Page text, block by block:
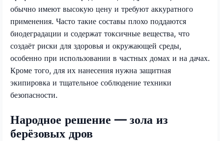
обычно имеют высокую цену и требуют аккуратного
применения. Часто такие составы плохо поддаются
биодеградации и содержат токсичные вещества, что
создаёт риски для здоровья и окружающей среды,
особенно при использовании в частных домах и на дачах.
Кроме того, для их нанесения нужна защитная
экипировка и тщательное соблюдение техники
безопасности.
Народное решение — зола из
берёзовых дров